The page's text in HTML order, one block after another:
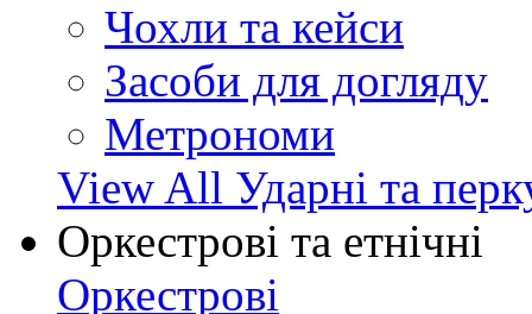
Чохли та кейси
Засоби для догляду
Метрономи
View All Ударні та
Оркестрові та етнічні
Оркестрові